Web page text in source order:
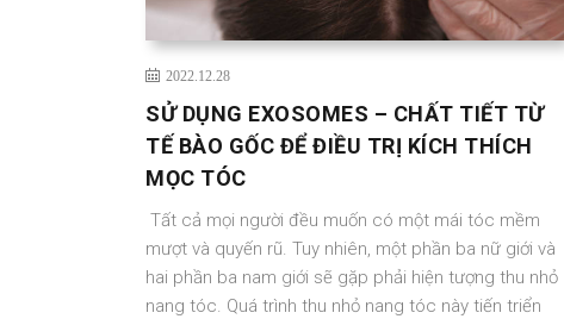
2022.12.28
SỬ DỤNG EXOSOMES – CHẤT TIẾT TỪ
TẾ BÀO GỐC ĐỂ ĐIỀU TRỊ KÍCH THÍCH
MỌC TÓC
Tất cả mọi người đều muốn có một mái tóc mềm
mượt và quyến rũ. Tuy nhiên, một phần ba nữ giới và
hai phần ba nam giới sẽ gặp phải hiện tượng thu nhỏ
nang tóc. Quá trình thu nhỏ nang tóc này tiến triển